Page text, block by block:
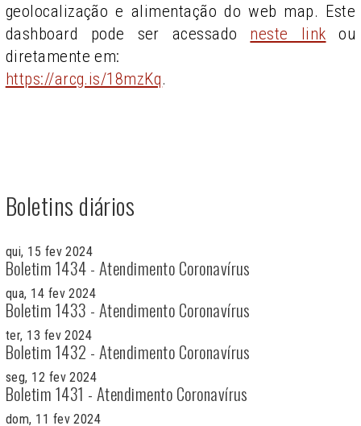
geolocalização e alimentação do web map. Este
dashboard pode ser acessado neste link ou
diretamente em:
https://arcg.is/18mzKq.
Boletins diários
qui, 15 fev 2024
Boletim 1434 - Atendimento Coronavírus
qua, 14 fev 2024
Boletim 1433 - Atendimento Coronavírus
ter, 13 fev 2024
Boletim 1432 - Atendimento Coronavírus
seg, 12 fev 2024
Boletim 1431 - Atendimento Coronavírus
dom, 11 fev 2024